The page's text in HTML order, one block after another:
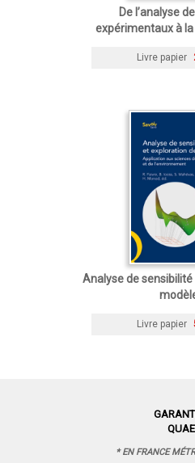
De l’analyse
expérimentaux à
Livre papier
Analyse de
Livre papier
QUAE
* EN FRANCE